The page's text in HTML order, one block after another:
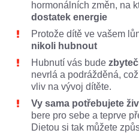
hormonálních změn, na
dostatek energie
Protože dítě ve vašem
nikoli hubnout
Hubnutí vás bude
nevrlá a podrážděná,
vliv na vývoj dítěte.
Vy sama potřebujete
bere pro sebe a teprve
Dietou si tak můžete